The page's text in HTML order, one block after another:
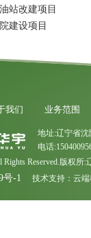
站改建项目
建设项目
我们 业务范围
地址:辽宁省
电话
Rights Reserved.版权
号-1 技术支持： 云